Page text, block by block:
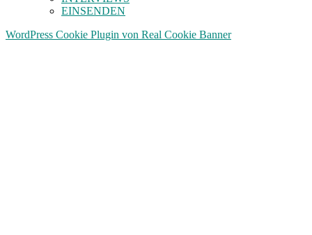
EINSENDEN
WordPress Cookie Plugin von Real Cookie Banner